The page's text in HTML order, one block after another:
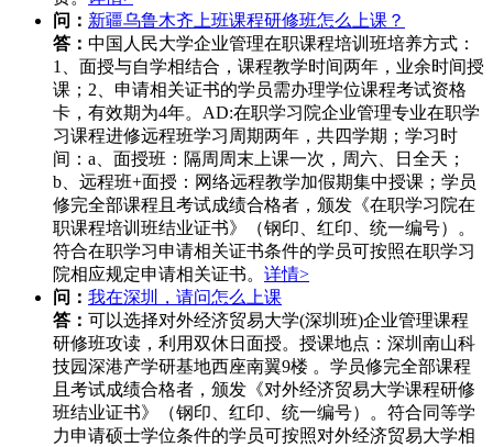
问： 新疆乌鲁木齐上班课程研修班怎么上课？
答： 中国人民大学企业管理在职课程培训班培养方式：
1、面授与自学相结合，课程教学时间两年，业余时间授
课；2、申请相关证书的学员需办理学位课程考试资格
卡，有效期为4年。AD:在职学习院企业管理专业在职学
习课程进修远程班学习周期两年，共四学期；学习时
间：a、面授班：隔周周末上课一次，周六、日全天；
b、远程班+面授：网络远程教学加假期集中授课；学员
修完全部课程且考试成绩合格者，颁发《在职学习院在
职课程培训班结业证书》（钢印、红印、统一编号）。
符合在职学习申请相关证书条件的学员可按照在职学习
院相应规定申请相关证书。 详情>
问： 我在深圳，请问怎么上课
答： 可以选择对外经济贸易大学(深圳班)企业管理课程
研修班攻读，利用双休日面授。授课地点：深圳南山科
技园深港产学研基地西座南翼9楼 。学员修完全部课程
且考试成绩合格者，颁发《对外经济贸易大学课程研修
班结业证书》（钢印、红印、统一编号）。符合同等学
力申请硕士学位条件的学员可按照对外经济贸易大学相